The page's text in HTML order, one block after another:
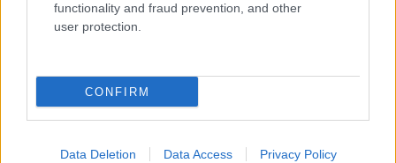
functionality and fraud prevention, and other
user protection.
CONFIRM
Data Deletion Data Access Privacy Policy